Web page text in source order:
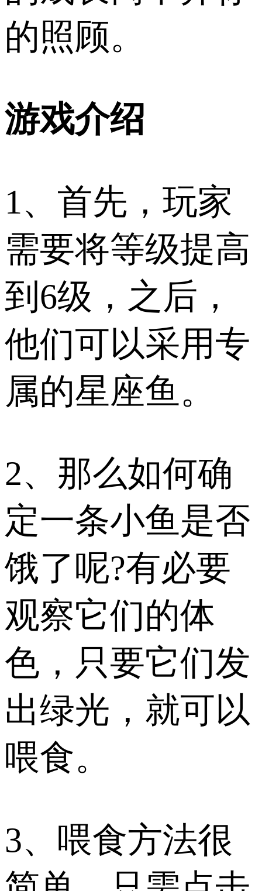
的照顾。
游戏介绍
1、首先，玩家
需要将等级提高
到6级，之后，
他们可以采用专
属的星座鱼。
2、那么如何确
定一条小鱼是否
饿了呢?有必要
观察它们的体
色，只要它们发
出绿光，就可以
喂食。
3、喂食方法很